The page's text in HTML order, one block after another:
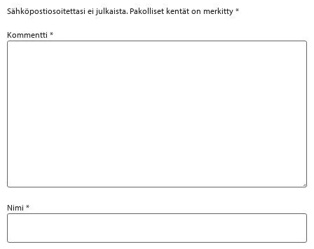
Sähköpostiosoitettasi ei julkaista. Pakolliset kentät on merkitty *
Kommentti *
Nimi *